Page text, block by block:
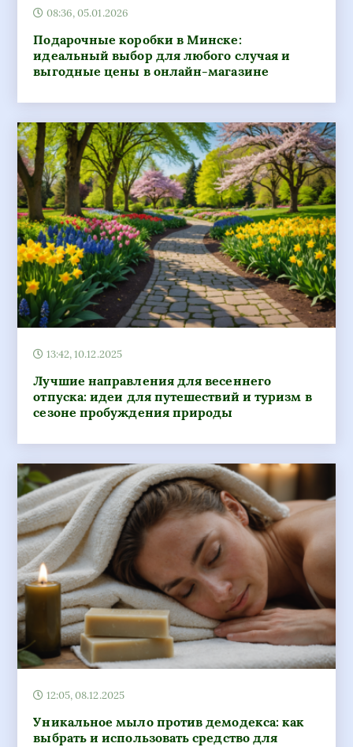
08:36, 05.01.2026
Подарочные коробки в Минске:
идеальный выбор для любого случая и
выгодные цены в онлайн-магазине
13:42, 10.12.2025
Лучшие направления для весеннего
отпуска: идеи для путешествий и туризм в
сезоне пробуждения природы
12:05, 08.12.2025
Уникальное мыло против демодекса: как
выбрать и использовать средство для